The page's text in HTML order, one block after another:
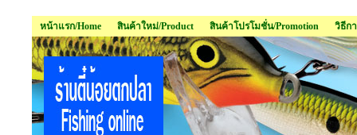
หน้าแรก/Home สินค้าใหม่/Product สินค้าโปรโมชั่น/Promotion วิธีก